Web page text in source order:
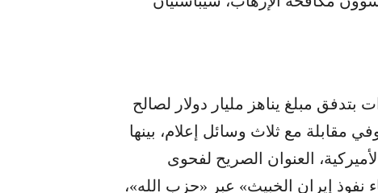
مبلغ يناهز مليار دولار لصالح
مقابلة مع ثلاث وسائل إعلام، بينها
العنوان الصريح لفحوى
نفوذ إيران الخبيث» عبر «حزب الله»،